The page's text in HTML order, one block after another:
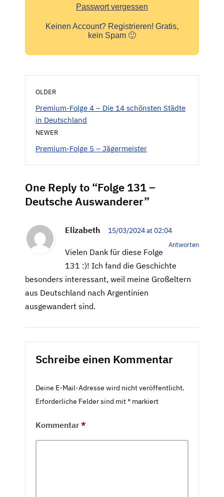
Passwort vergessen
Keinen Account? Registrieren! Gratis,
kein Spam 🙂
OLDER
Premium-Folge 4 – Die 14 schönsten Städte
in Deutschland
NEWER
Premium-Folge 5 – Jägermeister
One Reply to “Folge 131 –
Deutsche Auswanderer”
Elizabeth 15/03/2024 at 02:04
Antworten
Vielen Dank für diese Folge
131 :)! Ich fand die Geschichte
besonders interessant, weil meine Großeltern
aus Deutschland nach Argentinien
ausgewandert sind.
Schreibe einen Kommentar
Deine E-Mail-Adresse wird nicht veröffentlicht.
Erforderliche Felder sind mit* markiert
Kommentar *